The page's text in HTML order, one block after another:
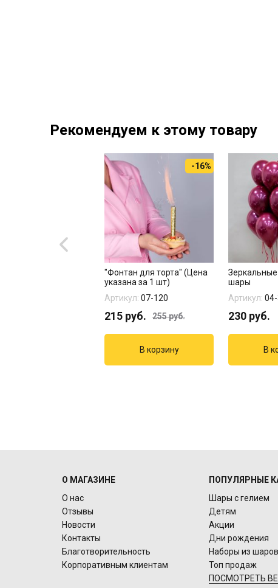
Рекомендуем к этому товару
-16%
"Фонтан для торта" (Цена
указана за 1 шт)
Артикул: 07-120
215 руб. 255руб.
шары
Артикул:
230 руб.
О МАГАЗИНЕ
О нас
Отзывы
Новости
Контакты
Благотворительность
Корпоративным клиентам
ПОПУЛЯРНЫЕ
Шары с гелием
Детям
Акции
Дни рождения
Наборы из шаров
Топ продаж
ПОСМОТРЕТЬ